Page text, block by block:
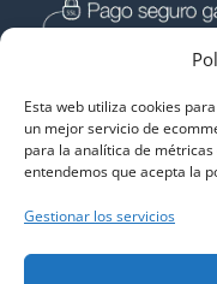
Esta web utiliza cookies
un mejor servicio de
para la analítica de
entendemos que acepta la
Gestionar los servicios